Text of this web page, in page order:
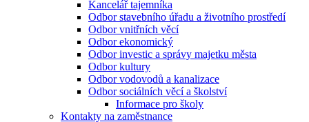
Kancelář tajemníka
Odbor stavebního úřadu a životního prostředí
Odbor vnitřních věcí
Odbor ekonomický
Odbor investic a správy majetku města
Odbor kultury
Odbor vodovodů a kanalizace
Odbor sociálních věcí a školství
Informace pro školy
Kontakty na zaměstnance